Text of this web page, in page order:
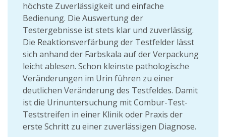
höchste Zuverlässigkeit und einfache
Bedienung. Die Auswertung der
Testergebnisse ist stets klar und zuverlässig.
Die Reaktionsverfärbung der Testfelder lässt
sich anhand der Farbskala auf der Verpackung
leicht ablesen. Schon kleinste pathologische
Veränderungen im Urin führen zu einer
deutlichen Veränderung des Testfeldes. Damit
ist die Urinuntersuchung mit Combur-Test-
Teststreifen in einer Klinik oder Praxis der
erste Schritt zu einer zuverlässigen Diagnose.